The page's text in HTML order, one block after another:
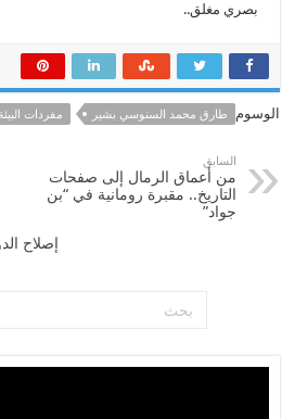
بصري مغلق..
الوسوم طارق محمد السنوسي بشير مفردات
السابق
من أعماق الرمال إلى صفحات
التاريخ.. مقبرة رومانية في “بن
جواد”
إصلاح